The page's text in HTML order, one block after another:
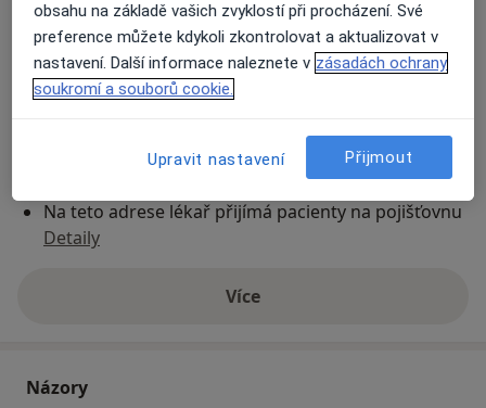
Přiblížit mapuse otevře v nové záložce
Dostupnost
Na této adrese online kalendář není aktivní
Způsoby platby (soukromé návštěvy)
Na teto adrese lékař přijímá pacienty na pojišťovnu
Detaily
Víceo adrese
Názory
obsahu na základě vašich zvyklostí při procházení. Své
preference můžete kdykoli zkontrolovat a aktualizovat v
nastavení. Další informace naleznete v zásadách ochrany
soukromí a souborů cookie.
Upravit nastavení Přijmout